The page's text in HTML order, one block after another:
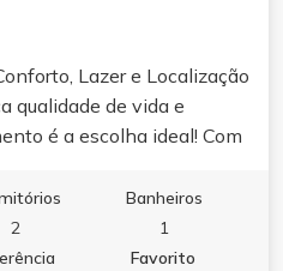
Lazer e Localização
qualidade de vida e
é a escolha ideal! Com
para quem deseja
das regiões que mais
Localizado em condomínio
2
Banheiros
1
Favorito